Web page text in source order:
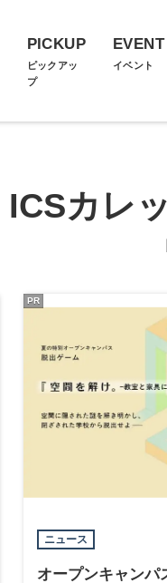
PICKUP
ピックアッ
プ
EVENT
イベント
ICSカレ
ニュース
オープンキャンパ
PR